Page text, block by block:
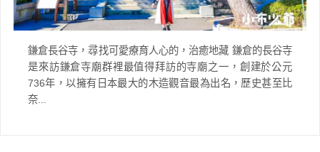
鎌倉長谷寺，尋找可愛療育人心的，治癒地藏 鎌倉的長谷寺
是來訪鎌倉寺廟群裡最值得拜訪的寺廟之一，創建於公元
736年，以擁有日本最大的木造觀音最為出名，歷史甚至比
奈...